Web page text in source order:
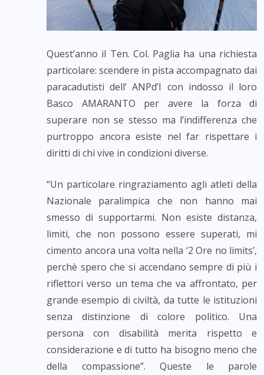
Quest’anno il Ten. Col. Paglia ha una richiesta
particolare: scendere in pista accompagnato dai
paracadutisti dell’ ANPd’I con indosso il loro
Basco AMARANTO per avere la forza di
superare non se stesso ma l’indifferenza che
purtroppo ancora esiste nel far rispettare i
diritti di chi vive in condizioni diverse.
“Un particolare ringraziamento agli atleti della
Nazionale paralimpica che non hanno mai
smesso di supportarmi. Non esiste distanza,
limiti, che non possono essere superati, mi
cimento ancora una volta nella ‘2 Ore no limits’,
perchè spero che si accendano sempre di più i
riflettori verso un tema che va affrontato, per
grande esempio di civiltà, da tutte le istituzioni
senza distinzione di colore politico. Una
persona con disabilità merita rispetto e
considerazione e di tutto ha bisogno meno che
della compassione”. Queste le parole